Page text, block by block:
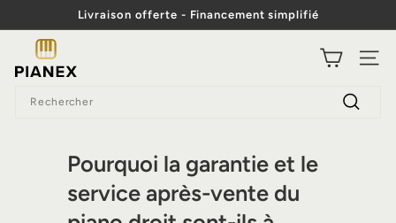
contenu
Diaporama
Livraison offerte - Financement simplifié
i
Pourquoi la garantie et le
service après-vente du